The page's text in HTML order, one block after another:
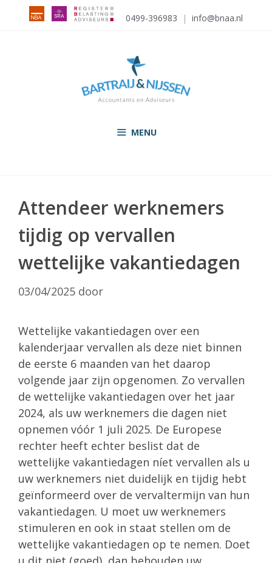
0499-396983 | info@bnaa.nl
MENU
Attendeer werknemers
tijdig op vervallen
wettelijke vakantiedagen
03/04/2025 door
Wettelijke vakantiedagen over een
kalenderjaar vervallen als deze niet binnen
de eerste 6 maanden van het daarop
volgende jaar zijn opgenomen. Zo vervallen
de wettelijke vakantiedagen over het jaar
2024, als uw werknemers die dagen niet
opnemen vóór 1 juli 2025. De Europese
rechter heeft echter beslist dat de
wettelijke vakantiedagen níet vervallen als u
uw werknemers niet duidelijk en tijdig hebt
geïnformeerd over de vervaltermijn van hun
vakantiedagen. U moet uw werknemers
stimuleren en ook in staat stellen om de
wettelijke vakantiedagen op te nemen. Doet